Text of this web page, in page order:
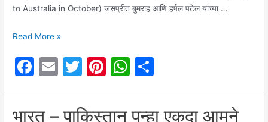
to Australia in October) जसप्रीत बुमराह आणि हर्षल पटेल यांच्या …
Cricket
भारत
वर्ल्ड
कप
Read More »
F
a
E
m
T
w
itt
Pi
nt
W
h h
भारत – पाकिस्तान पुन्हा एकदा आमने